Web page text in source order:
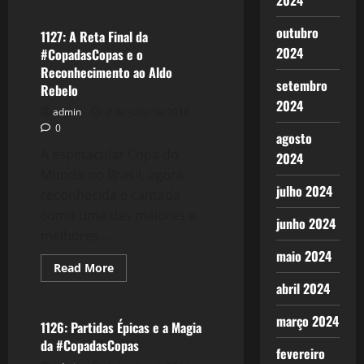
do
Mundo
–
Todos
os
1127: A Reta Final da
#CopadasCopas e o
Reconhecimento ao Aldo
Rebelo
admin
0
Read MoreRead
more
Reta
Final
da
#CopadasCopas
Esportes
1126: Partidas Épicas e a Magia
da #CopadasCopas
outubro
2024
setembro
2024
agosto
2024
julho 2024
junho 2024
maio 2024
abril 2024
março 2024
fevereiro